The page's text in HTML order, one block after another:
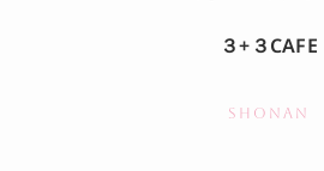
３+３CAFE
SHONAN